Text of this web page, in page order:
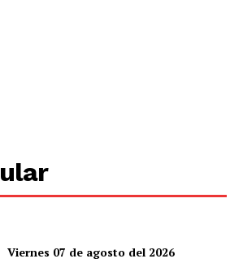
Viernes 07 de agosto del 2026